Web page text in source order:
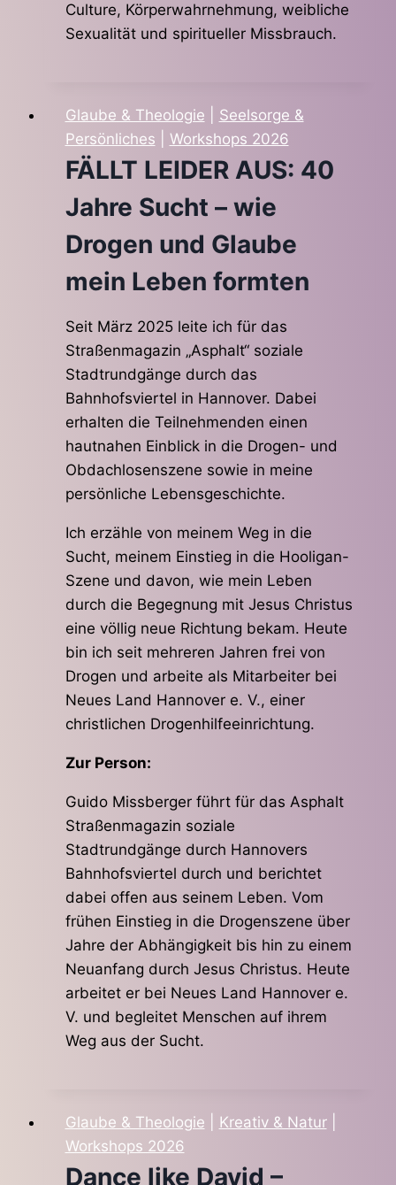
Culture, Körperwahrnehmung, weibliche
Sexualität und spiritueller Missbrauch.
Glaube & Theologie
Seelsorge &
Persönliches
Workshops 2026
FÄLLT LEIDER AUS: 40
Jahre Sucht – wie
Drogen und Glaube
mein Leben formten
Seit März 2025 leite ich für das
Straßenmagazin „Asphalt“ soziale
Stadtrundgänge durch das
Bahnhofsviertel in Hannover. Dabei
erhalten die Teilnehmenden einen
hautnahen Einblick in die Drogen- und
Obdachlosenszene sowie in meine
persönliche Lebensgeschichte.
Ich erzähle von meinem Weg in die
Sucht, meinem Einstieg in die Hooligan-
Szene und davon, wie mein Leben
durch die Begegnung mit Jesus Christus
eine völlig neue Richtung bekam. Heute
bin ich seit mehreren Jahren frei von
Drogen und arbeite als Mitarbeiter bei
Neues Land Hannover e. V., einer
christlichen Drogenhilfeeinrichtung.
Zur Person:
Guido Missberger führt für das Asphalt
Straßenmagazin soziale
Stadtrundgänge durch Hannovers
Bahnhofsviertel durch und berichtet
dabei offen aus seinem Leben. Vom
frühen Einstieg in die Drogenszene über
Jahre der Abhängigkeit bis hin zu einem
Neuanfang durch Jesus Christus. Heute
arbeitet er bei Neues Land Hannover e.
V. und begleitet Menschen auf ihrem
Weg aus der Sucht.
Glaube & Theologie Kreativ & Natur|
Workshops 2026
Dance like David –